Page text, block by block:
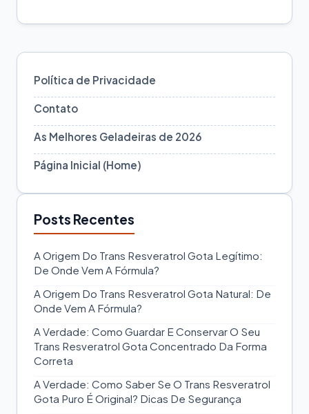
Política de Privacidade
Contato
As Melhores Geladeiras de 2026
Página Inicial (Home)
Posts Recentes
A Origem Do Trans Resveratrol Gota Legítimo:
De Onde Vem A Fórmula?
A Origem Do Trans Resveratrol Gota Natural: De
Onde Vem A Fórmula?
A Verdade: Como Guardar E Conservar O Seu
Trans Resveratrol Gota Concentrado Da Forma
Correta
A Verdade: Como Saber Se O Trans Resveratrol
Gota Puro É Original? Dicas De Segurança